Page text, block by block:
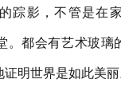
踪影，不管是在
。都会有艺术玻璃
明世界是如此美丽